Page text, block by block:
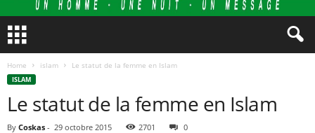
Home islam Le statut de la femme en Islam
ISLAM
Le statut de la femme en Islam
By Coskas - 29 octobre 2015 2701 0